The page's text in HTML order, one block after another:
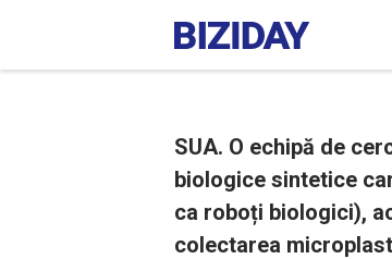
SUA. O echipă de
biologice sintetice
ca roboți biologici),
colectarea